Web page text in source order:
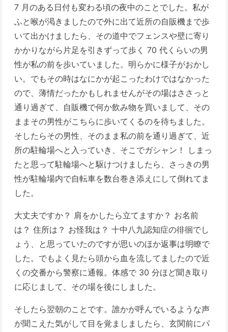
7 月のある日付も変わる頃の夜中のことでした。私が
ふと喉が渇きましたので外に出て近所の自販機まで歩
いて出かけましたら、その道中でフェンスや壁に寄り
かかりながら片足を引きずって歩く 70 代くらいの男
性が私の前を歩いていました。明らかに様子がおかし
い。でもその時はなにかが起こったわけではなかった
ので、薄情だったかもしれませんがその場はささっと
通り過ぎて、自販機で何か飲み物を買いまして、その
ままその男性がこちらに歩いてくるのを待ちました。
そしたらその男性、そのまま私の前を通り過ぎて、近
所の駐輪場へと入っていき、そこでガシャン！ しまっ
たと思って駐輪場へと駆けつけましたら、さっきの男
性が駐輪場内で自転車を数台巻き添えにして倒れてま
した。
大丈夫ですか？ 肩をかしたら立てますか？ お名前
は？ 住所は？ お怪我は？ 十中八九認知症の徘徊でし
ょう、と思っていたのですが思いのほか返事は明瞭で
した。でもよく見たら頭から血を流してましたので近
くの交番から警察に通報。体感で 30 分ほど聞き取り
に応じまして、その場を後にしました。
そしたら翌朝のことです。誰かが呼んでいるような声
が聞こえた気がして目を覚ましましたら、玄関前にパ